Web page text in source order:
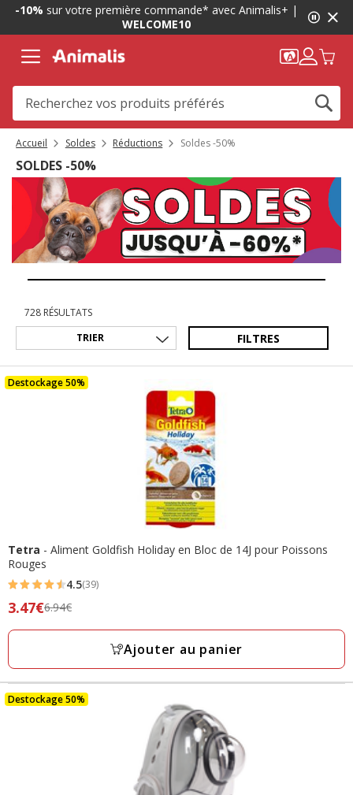
1
2,
message,
-10% sur votre première commande* avec Animalis+ |
WELCOME10
Accueil Soldes Réductions Soldes -50%
SOLDES -50%
728 RÉSULTATS
FILTRES
Destockage 50%
Tetra - Aliment Goldfish Holiday en Bloc de 14J pour Poissons
Rouges
4.5
étoiles
avec
avis
4.5(39)
Prix
précédent
prix
final
3.47€
3.47€6.94€
Ajouter au panier
Destockage 50%